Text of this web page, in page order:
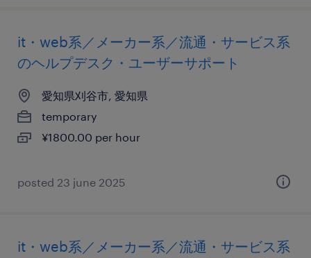
it・web系／メーカー系／流通・サービス系
のヘルプデスク・ユーザーサポート
愛知県刈谷市, 愛知県
temporary
¥1800.00 per hour
posted 23 june 2025
it・web系／メーカー系／流通・サービス系